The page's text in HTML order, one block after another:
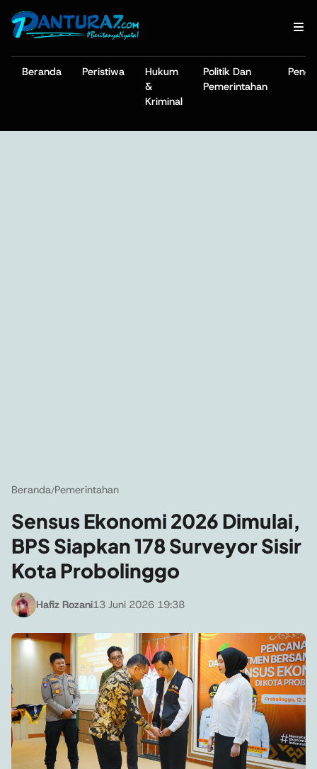
Beranda Peristiwa
Hukum
&
Kriminal
Politik Dan
Pemerintahan
Beranda/Pemerintahan
Sensus Ekonomi 2026 Dimulai,
BPS Siapkan 178 Surveyor Sisir
Kota Probolinggo
Hafiz Rozani13 Juni 2026 19:38